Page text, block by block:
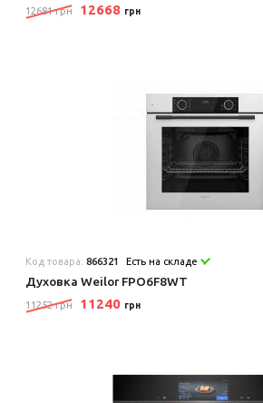
12681 грн 12668 грн
Код товара:866321 Есть на складе
Духовка Weilor FPO6F8WT
11252 грн 11240 грн